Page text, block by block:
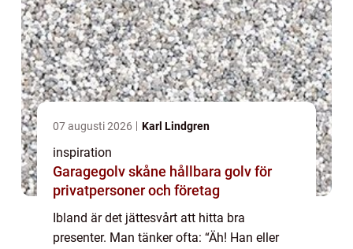
07 augusti 2026 Karl Lindgren
inspiration
Garagegolv skåne hållbara golv för
privatpersoner och företag
Ibland är det jättesvårt att hitta bra
presenter. Man tänker ofta: “Äh! Han eller